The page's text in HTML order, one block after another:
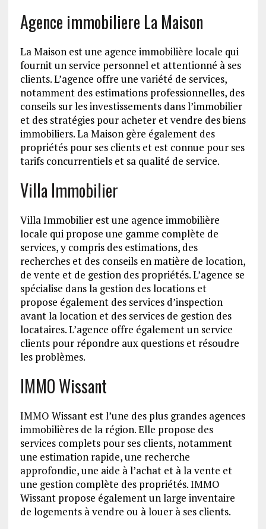
Agence immobiliere La Maison
La Maison est une agence immobilière locale qui
fournit un service personnel et attentionné à ses
clients. L’agence offre une variété de services,
notamment des estimations professionnelles, des
conseils sur les investissements dans l’immobilier
et des stratégies pour acheter et vendre des biens
immobiliers. La Maison gère également des
propriétés pour ses clients et est connue pour ses
tarifs concurrentiels et sa qualité de service.
Villa Immobilier
Villa Immobilier est une agence immobilière
locale qui propose une gamme complète de
services, y compris des estimations, des
recherches et des conseils en matière de location,
de vente et de gestion des propriétés. L’agence se
spécialise dans la gestion des locations et
propose également des services d’inspection
avant la location et des services de gestion des
locataires. L’agence offre également un service
clients pour répondre aux questions et résoudre
les problèmes.
IMMO Wissant
IMMO Wissant est l’une des plus grandes agences
immobilières de la région. Elle propose des
services complets pour ses clients, notamment
une estimation rapide, une recherche
approfondie, une aide à l’achat et à la vente et
une gestion complète des propriétés. IMMO
Wissant propose également un large inventaire
de logements à vendre ou à louer à ses clients.